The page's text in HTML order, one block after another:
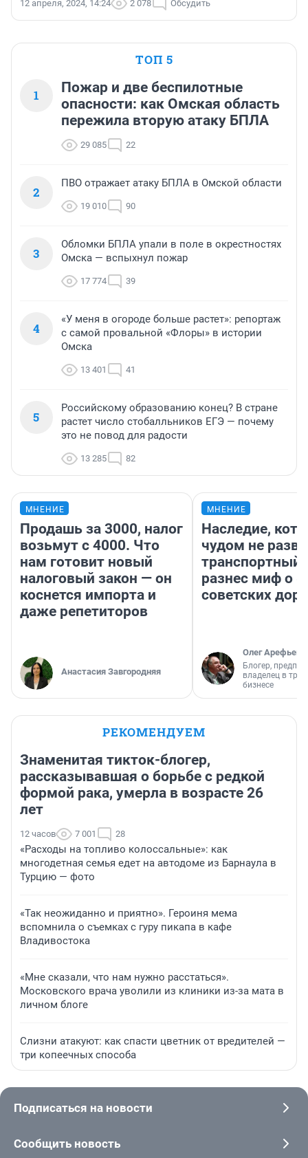
12 апреля, 2024, 14:24 2 078 Обсудить
ТОП 5
1
Пожар и две беспилотные
опасности: как Омская область
пережила вторую атаку БПЛА
29 085 22
2
ПВО отражает атаку БПЛА в Омской области
19 010 90
3
Обломки БПЛА упали в поле в окрестностях
Омска — вспыхнул пожар
17 774 39
4
«У меня в огороде больше растет»: репортаж
с самой провальной «Флоры» в истории
Омска
13 401 41
5
Российскому образованию конец? В стране
растет число стобалльников ЕГЭ — почему
это не повод для радости
13 285 82
МНЕНИЕ
Продашь за 3000, налог
возьмут с 4000. Что
нам готовит новый
налоговый закон — он
коснется импорта и
даже репетиторов
Анастасия Завгородняя
МНЕНИЕ
Наследие,
чудом не
транспортный
разнес миф о
советских
Олег Арефьев
Блогер,
владелец в
бизнесе
РЕКОМЕНДУЕМ
Знаменитая тикток-блогер,
рассказывавшая о борьбе с редкой
формой рака, умерла в возрасте 26
лет
12 часов 7 001 28
«Расходы на топливо колоссальные»: как
многодетная семья едет на автодоме из Барнаула в
Турцию — фото
«Так неожиданно и приятно». Героиня мема
вспомнила о съемках с гуру пикапа в кафе
Владивостока
«Мне сказали, что нам нужно расстаться».
Московского врача уволили из клиники из-за мата в
личном блоге
Слизни атакуют: как спасти цветник от вредителей —
три копеечных способа
Подписаться на новости
Сообщить новость